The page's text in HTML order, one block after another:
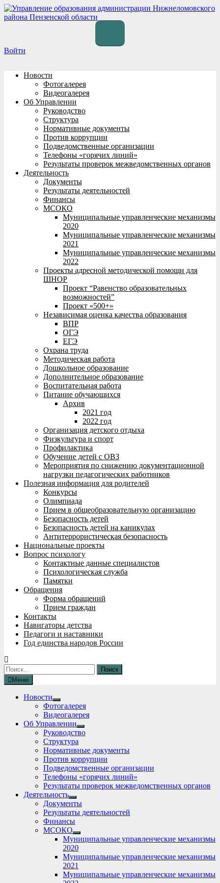
Перейти
к
Войти
Новости
Фотогалерея
Видеогалерея
Об Управлении
Руководство
Структура
Нормативные документы
Против коррупции
Подведомственные организации
Телефоны «горячих линий»
Результаты проверок межведомственных органов
Деятельность
Документы
Результаты деятельностей
Финансы
МСОКО
Муниципальные управленческие механизмы
2020
Муниципальные управленческие механизмы
2021
Муниципальные управленческие механизмы
2022
Проекты адресной методической помощи для
ШНОР
Проект “Равенство образовательных
возможностей”
Проект «500+»
Независимая оценка качества образования
ВПР
ОГЭ
ЕГЭ
Охрана труда
Методическая работа
Дошкольное образование
Дополнительное образование
Воспитательная работа
Питание обучающихся
Архив
2021 год
2022 год
Организация детского отдыха
Физкультура и спорт
Профилактика
Обучение детей с ОВЗ
Мероприятия по снижению документационной
нагрузки педагогических работников
Полезная информация для родителей
Конкурсы
Олимпиада
Прием в общеобразовательную организацию
Безопасность детей
Безопасность детей на каникулах
Антитеррористическая безопасность
Национальные проекты
Вопрос психологу
Контактные данные специалистов
Психологическая служба
Памятки
Обращения
Форма обращений
Прием граждан
Контакты
Навигаторы детства
Педагоги и наставники
Год единства народов России
Найти:
Меню
Новости
Show
sub
menu
Фотогалерея
Видеогалерея
Об Управлении
Show
sub
Руководство
Структура
Нормативные документы
Против коррупции
Подведомственные организации
Телефоны «горячих линий»
Результаты проверок межведомственных органов
Деятельность
Show
sub
menu
Документы
Результаты деятельностей
Финансы
МСОКО
Show
sub
menu
Муниципальные управленческие механизмы
2020
Муниципальные управленческие механизмы
2021
Муниципальные управленческие механизмы